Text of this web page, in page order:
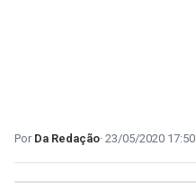
Da Redação 23/05/2020 17:50